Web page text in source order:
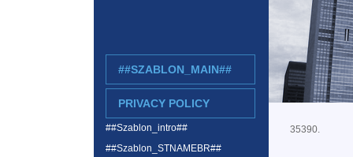
##SZABLON_MAIN##
PRIVACY POLICY
##Szablon_intro##
##Szablon_STNAMEBR##
35390.